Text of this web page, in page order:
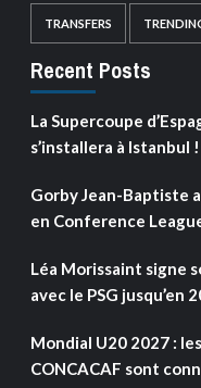
TRANSFERS
Recent Posts
La Supercoupe
s’installera à Istanbul !
Gorby Jean-Baptiste
en Conference
Léa Morissaint signe
avec le PSG jusqu’en
Mondial U20 2027 :
CONCACAF sont